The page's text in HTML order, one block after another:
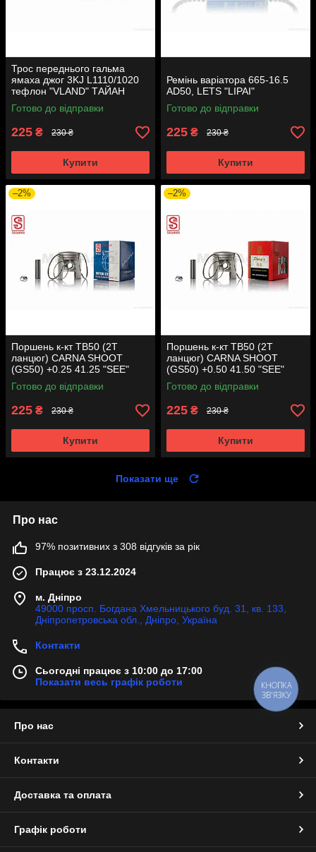
Трос переднього гальма
ямаха джог 3KJ L1110/1020
тефлон "VLAND" ТАЙАН
Готово до відправки
225 ₴ 230 ₴
Купити
Ремінь варіатора 665-16.5
AD50, LETS "LIPAI"
Готово до відправки
225 ₴ 230 ₴
Купити
–2%
Поршень к-кт TB50 (2T
ланцюг) CARNA SHOOT
(GS50) +0.25 41.25 "SEE"
(Sheng-E) таємниця (акція)
Готово до відправки
225 ₴ 230 ₴
Купити
–2%
Поршень к-кт TB50 (2T
ланцюг) CARNA SHOOT
(GS50) +0.50 41.50 "SEE"
(Sheng-E) таємниця (акція)
Готово до відправки
225 ₴ 230 ₴
Купити
Показати ще
Про нас
97% позитивних з 308 відгуків за рік
Працює з 23.12.2024
м. Дніпро
49000 просп. Богдана Хмельницького буд. 31, кв. 133,
Дніпропетровська обл., Дніпро, Україна
Контакти
Сьогодні працює з 10:00 до 17:00
Показати весь графік роботи
Про нас
Контакти
Доставка та оплата
Графік роботи
КНОПКА
ЗВ'ЯЗКУ